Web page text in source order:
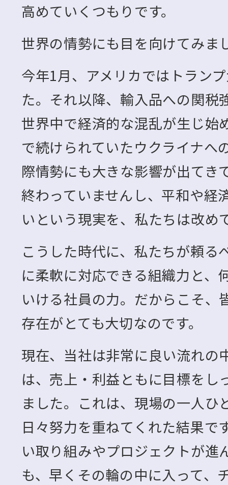
高めていくつもりです。
世界の情勢にも目を向けてみま
今年1月、アメリカではトラン
た。それ以降、輸入品への関税
世界中で経済的な混乱が生じ始
で続けられていたウクライナへ
際情勢にも大きな影響が出てき
終わっていませんし、平和や経
いという現実を、私たちは改め
こうした時代に、私たちが頼る
に柔軟に対応できる組織力と、
いける社員の力。だからこそ、
存在がとても大切なのです。
現在、当社は非常に良い流れの
は、売上・利益ともに目標をし
ました。これは、現場の一人
日々努力を重ねてくれた結果で
い取り組みやプロジェクトが進
も、早くその輪の中に入って、